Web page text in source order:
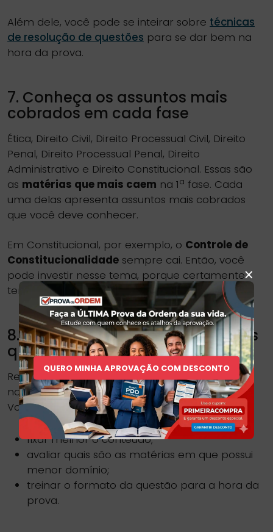
Além dele, você pode se inteirar sobre técnicas
de resolução de questões para se dar bem na
hora da prova.
7. Conheça os assuntos mais
cobrados em cada fase
Ética, Direito Civil, Direito Processual Civil, Direito
Penal, Direito Processual Penal, Direito
Administrativo e Direito Constitucional. Essas são
as matérias que mais caem na 1a fase. Cada
uma delas apresenta assuntos mais cobrados
que você deve conhecer.
Em Constitucional, por exemplo, o Controle de
Constitucionalidade sempre cai. Então, você
pode investir nesse tema, porque certamente
terá uma questão sobre ele.
8. Resolva o máximo de questões
que conseguir
Resolver questões é uma das dicas para passar
na OAB que mais trazemresultados práticos.
Você consegue:
fixar melhor o conteúdo;
avaliar quais são as matérias em que possui
menor domínio;
treinar o formato da questão para a hora da
prova.
×
QUERO MINHA APROVAÇÃO COM DESCONTO